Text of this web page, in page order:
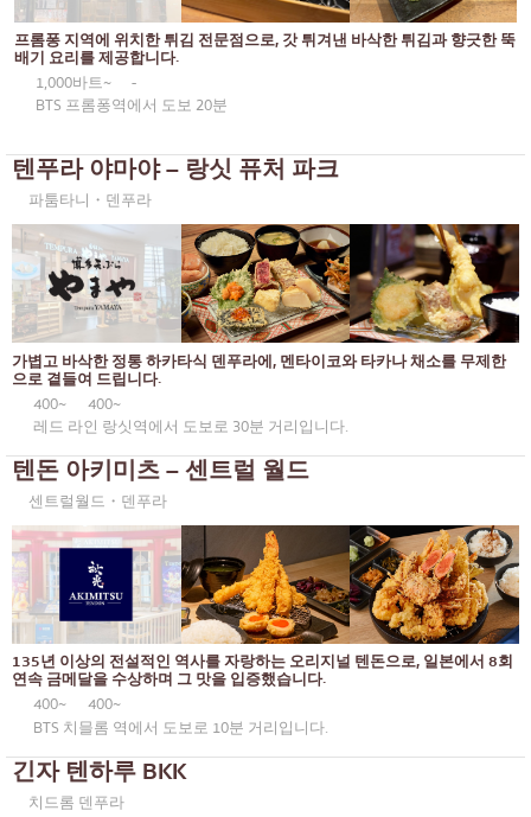
샤브샤브/스키야키
일본식 카레
일본식 구운 닭꼬치
소바/우동
일본 과자
튀김
오마카세
프리미엄 일본 레스토랑
사시미/해산물
일본식 서양 음식
구운 장어
일본식 주먹밥
게
오코노미야키/덴푸라
돈(덮밥)
뷔페
미쉐린
스테이크
꼬치에 꽂은 튀긴 음식
통로
동일한
프롬퐁
아소케
아리
풍차 비슷한 것
사톤
너트에 대하여
라마 9세
라차다
프라 카농
플론칫
치들롬
방나
많은
우돔숙
스리라차
아이콘시암
센트럴 월드
KOL이 추천하는 기사
프롬퐁 지역에 위치한 튀김 전문점으로, 갓 튀겨낸 바삭한 튀김과 향긋한 뚝
배기 요리를 제공합니다.
1,000바트~
-
BTS 프롬퐁역에서 도보 20분
텐푸라 야마야 – 랑싯 퓨처 파크
파툼타니・덴푸라
가볍고 바삭한 정통 하카타식 덴푸라에, 멘타이코와 타카나 채소를 무제한
으로 곁들여 드립니다.
400~
400~
레드 라인 랑싯역에서 도보로 30분 거리입니다.
텐돈 아키미츠 – 센트럴 월드
센트럴월드・덴푸라
135년 이상의 전설적인 역사를 자랑하는 오리지널 텐돈으로, 일본에서 8회
연속 금메달을 수상하며 그 맛을 입증했습니다.
400~
400~
BTS 치믈롬 역에서 도보로 10분 거리입니다.
긴자 텐하루 BKK
치드롬 덴푸라